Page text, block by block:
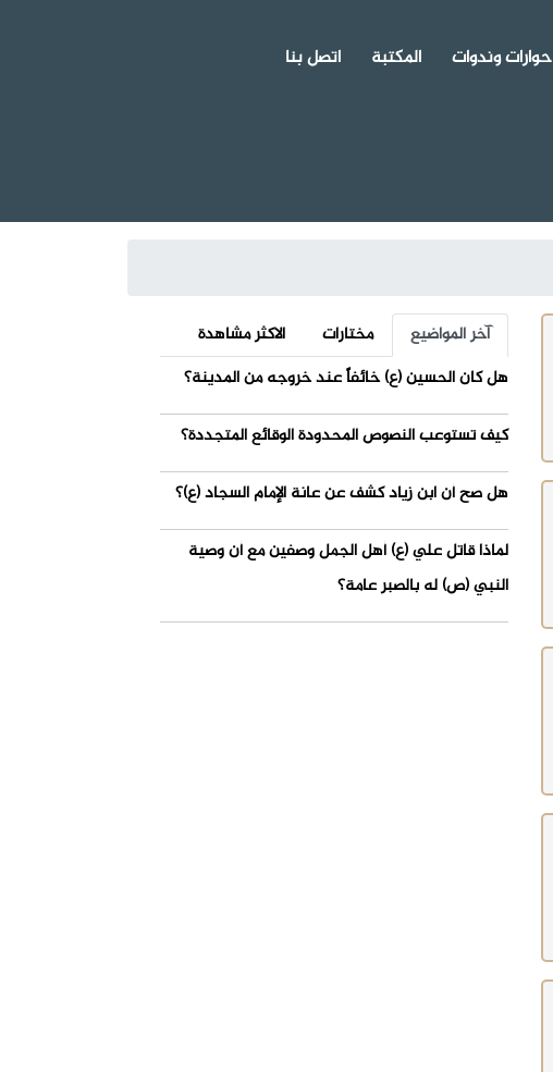
حوارات وندوات المكتبة اتصل بنا
آخر المواضيع مختارات
الاكثر مشاهدة
هل كان الحسين (ع) خائفاً عند خروجه من المدينة؟
كيف تستوعب النصوص المحدودة الوقائع المتجددة؟
هل صح أن ابن زياد كشف عن عانة الإمام السجاد (ع)؟
لماذا قاتل علي (ع) أهل الجمل وصفين مع أن وصية
النبي (ص) له بالصبر عامة؟